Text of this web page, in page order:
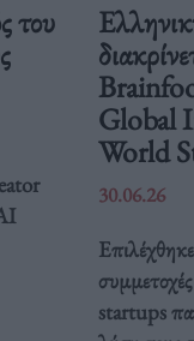
του
Global
World
30.06.26
startups